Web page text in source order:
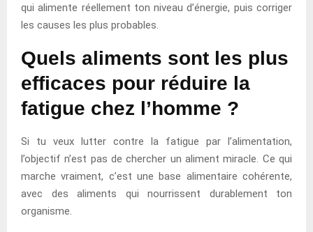
qui alimente réellement ton niveau d’énergie, puis corriger
les causes les plus probables.
Quels aliments sont les plus
efficaces pour réduire la
fatigue chez l’homme ?
Si tu veux lutter contre la fatigue par l’alimentation,
l’objectif n’est pas de chercher un aliment miracle. Ce qui
marche vraiment, c’est une base alimentaire cohérente,
avec des aliments qui nourrissent durablement ton
organisme.